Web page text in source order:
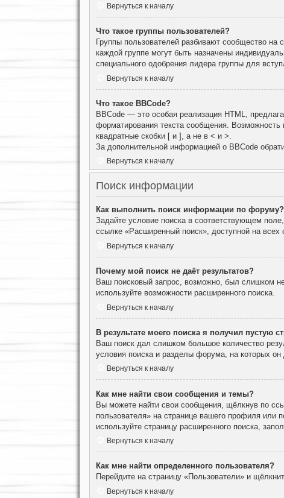
Вернуться к началу
Что такое группы пользователей?
Группы пользователей разбивают сообщество
каждой группе могут быть назначены
специального одобрения лидера группы для
Вернуться к началу
Что такое BBCode?
BBCode — это особая реализация HTML,
форматирования текста сообщения.
квадратные скобки [ и ], а не в < и >.
За дополнительной информацией о BBCode
Вернуться к началу
Поиск информации
Как выполнить поиск информации по форуму?
Задайте условие поиска в соответствующем
ссылке «Расширенный поиск», доступной на всех
Вернуться к началу
Почему мой поиск не даёт результатов?
Ваш поисковый запрос, возможно, был слишком
используйте возможности расширенного поиска.
Вернуться к началу
В результате моего поиска я получил пустую
Ваш поиск дал слишком большое количество
условия поиска и разделы форума, на которых
Вернуться к началу
Как мне найти свои сообщения и темы?
Вы можете найти свои сообщения, щёлкнув по
пользователя» на странице вашего профиля
используйте страницу расширенного поиска,
Вернуться к началу
Как мне найти определенного пользователя?
Перейдите на страницу «Пользователи» и
Вернуться к началу